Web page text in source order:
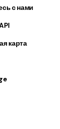
с нами
карта